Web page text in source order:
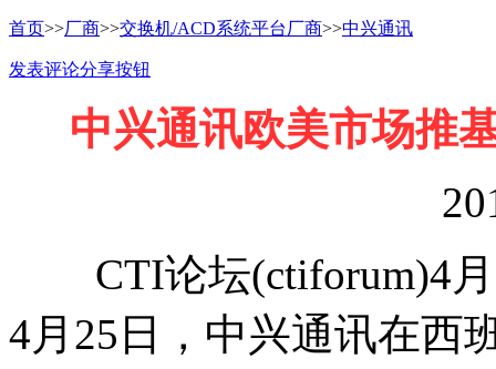
首页>>厂商>>交换机/ACD系统平台厂商>>中兴通讯
发表评论分享按钮
中兴通讯欧美市场推
CTI论坛(ctiforum)4月
4月25日，中兴通讯在西